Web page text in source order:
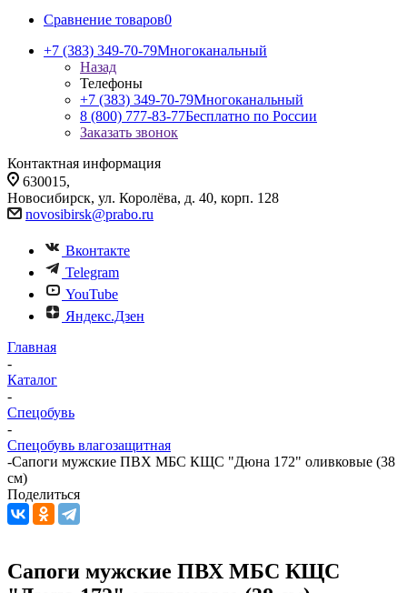
Сравнение товаров0
+7 (383) 349-70-79Многоканальный
Назад
Телефоны
+7 (383) 349-70-79Многоканальный
8 (800) 777-83-77Бесплатно по России
Заказать звонок
Контактная информация
630015,
Новосибирск, ул. Королёва, д. 40, корп. 128
novosibirsk@prabo.ru
Вконтакте
Telegram
YouTube
Яндекс.Дзен
Главная
-
Каталог
-
Спецобувь
-
Спецобувь влагозащитная
-Сапоги мужские ПВХ МБС КЩС "Дюна 172" оливковые (38
см)
Поделиться
Сапоги мужские ПВХ МБС КЩС